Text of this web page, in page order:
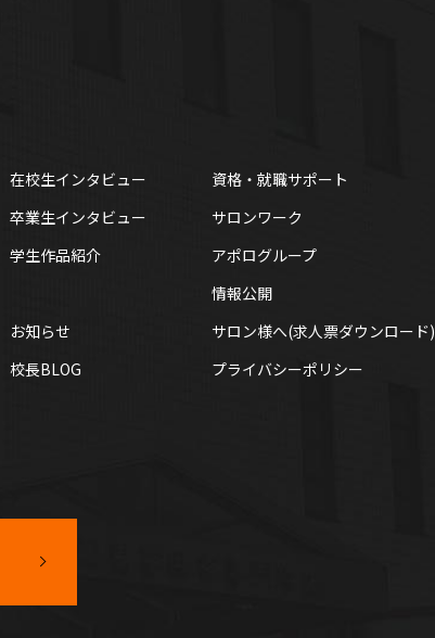
在校生インタビュー
卒業生インタビュー
学生作品紹介
お知らせ
校長BLOG
資格・ 就職サポート
サロンワーク
アポログループ
情報公開
サロン様へ(求人票ダウンロード)
プライバシーポリシー